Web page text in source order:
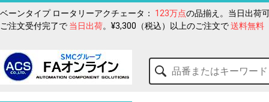
ベーンタイプ ロータリーアクチェータ： 123万点の品揃え。当日出荷
ご注文受付完了で 当日出荷。¥3,300（税込）以上のご注文で送料無料